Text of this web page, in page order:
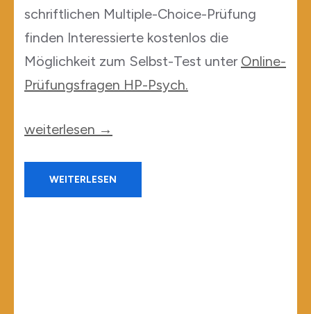
schriftlichen Multiple-Choice-Prüfung
finden Interessierte kostenlos die
Möglichkeit zum Selbst-Test unter Online-
Prüfungsfragen HP-Psych.
„Tipps
Infos
zur
weiterlesen →
WEITERLESEN